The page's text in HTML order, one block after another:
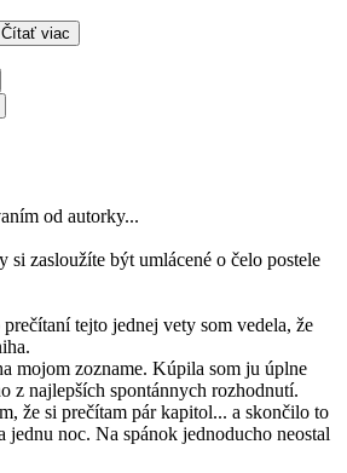
Čítať viac
od autorky...
si zasloužíte být umlácené o čelo postele
tejto jednej vety som vedela, že
mojom zozname. Kúpila som ju úplne
z najlepších spontánnych rozhodnutí.
že si prečítam pár kapitol... a skončilo to
jednu noc. Na spánok jednoducho neostal